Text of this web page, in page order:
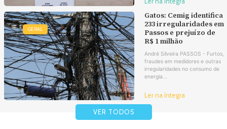
GERAL
Gatos: Cemig identifica
233 irregularidades em
Passos e prejuízo de
R$ 1 milhão
André Silveira PASSOS - Furtos,
fraudes em medidores e outras
irregularidades no consumo de
energia...
Ler na íntegra
VER TODOS